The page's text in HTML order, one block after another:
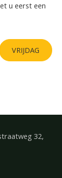
u eerst een
VRIJDAG
32,